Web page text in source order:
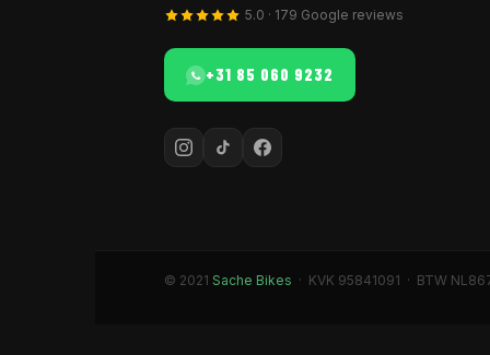
5.0 · 179 Google reviews
+31 85 060 9232
© 2021 Sache Bikes · KVK 95841091 · BTW